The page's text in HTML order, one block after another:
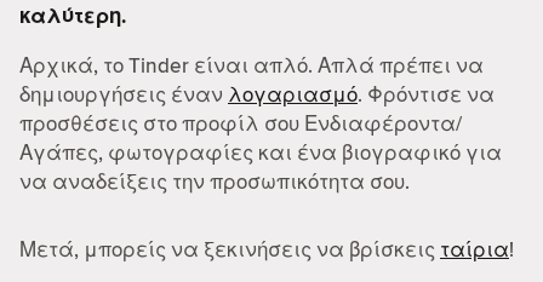
καλύτερη.
Αρχικά, το Tinder είναι απλό. Απλά πρέπει να
δημιουργήσεις έναν λογαριασμό. Φρόντισε να
προσθέσεις στο προφίλ σου Ενδιαφέροντα/
Αγάπες, φωτογραφίες και ένα βιογραφικό για
να αναδείξεις την προσωπικότητα σου.
Μετά, μπορείς να ξεκινήσεις να βρίσκεις ταίρια!